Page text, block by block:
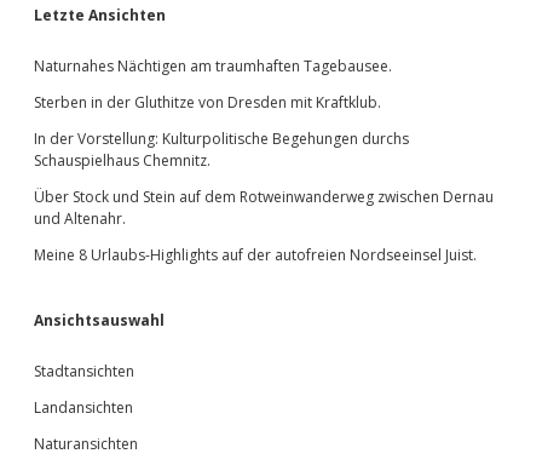
Sidebar
Letzte Ansichten
Naturnahes Nächtigen am traumhaften Tagebausee.
Sterben in der Gluthitze von Dresden mit Kraftklub.
In der Vorstellung: Kulturpolitische Begehungen durchs
Schauspielhaus Chemnitz.
Über Stock und Stein auf dem Rotweinwanderweg zwischen Dernau
und Altenahr.
Meine 8 Urlaubs-Highlights auf der autofreien Nordseeinsel Juist.
Ansichtsauswahl
Stadtansichten
Landansichten
Naturansichten